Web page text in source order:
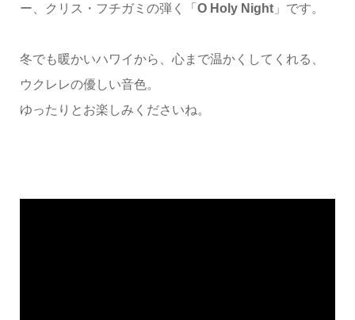
ー、クリス・フチガミの弾く「 O Holy Night」です。
冬でも暖かいハワイから、心まで温かくしてくれる、
ウクレレの優しい音色。
ゆったりとお楽しみくださいね。